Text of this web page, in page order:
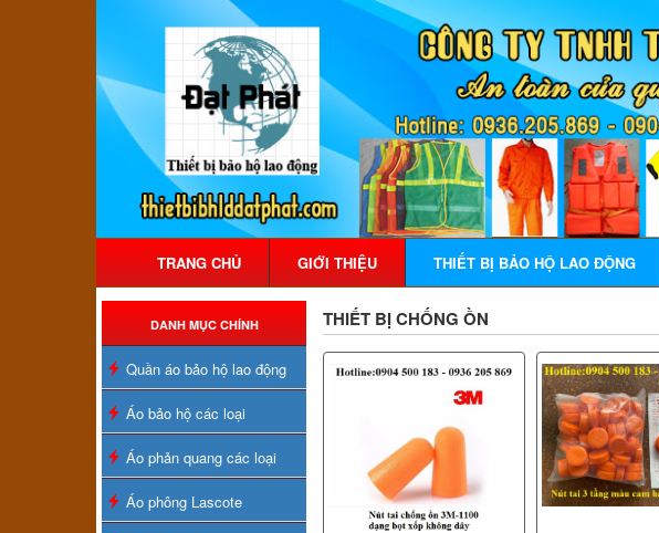
TRANG CHỦ GIỚI THIỆU THIẾT BỊ BẢO HỘ LAO ĐỘNG
DANH MỤC CHÍNH
Quần áo bảo hộ lao động
Áo bảo hộ các loại
Áo phản quang các loại
Áo phông Lascote
THIẾT BỊ CHỐNG ỒN